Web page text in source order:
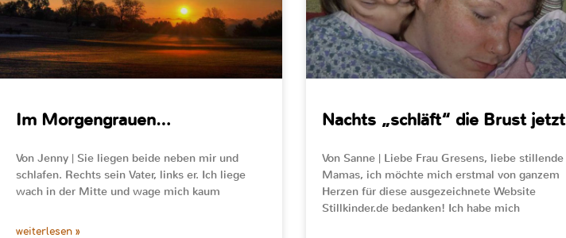
Im Morgengrauen…
Von Jenny | Sie liegen beide neben mir und
schlafen. Rechts sein Vater, links er. Ich liege
wach in der Mitte und wage mich kaum
weiterlesen »
Nachts „schläft“ die Brust jetzt
Von Sanne | Liebe Frau Gresens, liebe stillende
Mamas, ich möchte mich erstmal von ganzem
Herzen für diese ausgezeichnete Website
Stillkinder.de bedanken! Ich habe mich